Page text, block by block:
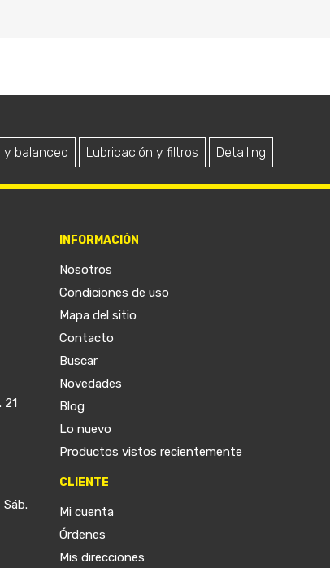
y balanceo Lubricación y filtros Detailing
INFORMACIÓN
Nosotros
Condiciones de uso
Mapa del sitio
Contacto
Buscar
Novedades
Blog
Lo nuevo
Productos vistos recientemente
CLIENTE
Mi cuenta
Órdenes
Mis direcciones